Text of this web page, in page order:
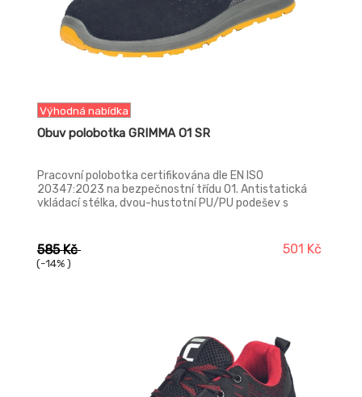
Výhodná nabídka
Obuv polobotka GRIMMA O1 SR
Pracovní polobotka certifikována dle EN ISO
20347:2023 na bezpečnostní třídu O1. Antistatická
vkládací stélka, dvou-hustotní PU/PU podešev s
prostorách, jako jsou například logistická centra nebo
výrobní závody.
585 Kč
(-14% )
501 Kč